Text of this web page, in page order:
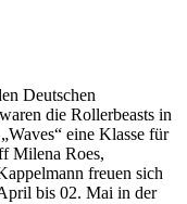
Deutschen
die Rollerbeasts in
eine Klasse für
Milena Roes,
freuen sich
bis 02. Mai in der